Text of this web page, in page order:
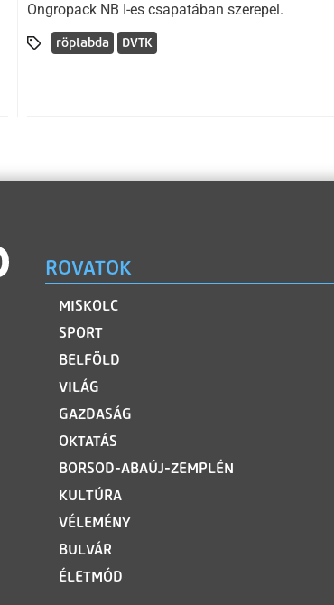
Ongropack NB I-es csapatában szerepel.
röplabda DVTK
ROVATOK
MISKOLC
SPORT
BELFÖLD
VILÁG
GAZDASÁG
OKTATÁS
BORSOD-ABAÚJ-ZEMPLÉN
KULTÚRA
VÉLEMÉNY
BULVÁR
ÉLETMÓD